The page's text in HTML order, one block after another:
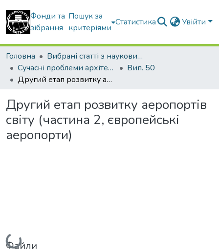
Фонди та
зібрання
Пошук за
критеріями
Статистика Увійти
Головна
Вибрані статті з наукових збірників КНУБА
Сучасні проблеми архітектури та містобудування
Вип. 50
Другий етап розвитку аеропортів світу (частина 2, європейські аеропорти)
Другий етап розвитку аеропортів
світу (частина 2, європейські
аеропорти)
Вантажиться...
Файли